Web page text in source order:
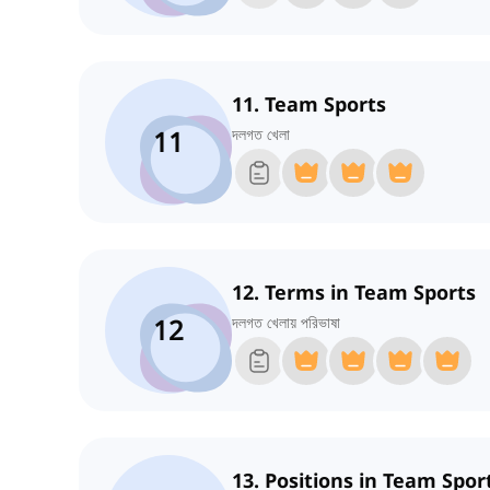
11
11. Team Sports
দলগত খেলা
12
12. Terms in Team Sports
দলগত খেলায় পরিভাষা
13. Positions in Team